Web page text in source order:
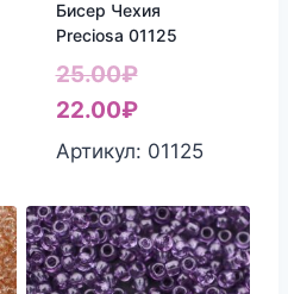
Бисер Чехия
Preciosa 01125
25.00₽
цена
составляла
22.00₽Текущая
цена:
Артикул: 01125